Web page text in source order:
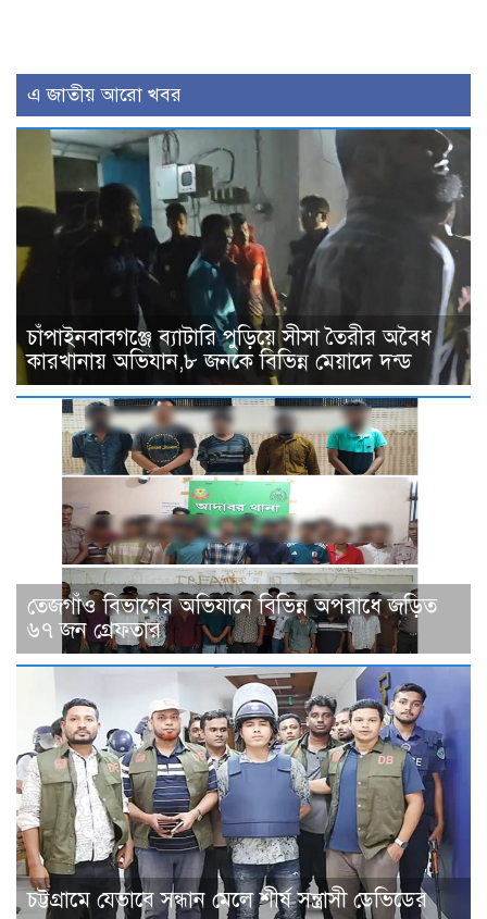
এ জাতীয় আরো খবর
চাঁপাইনবাবগঞ্জে ব্যাটারি পুড়িয়ে সীসা তৈরীর অবৈধ
কারখানায় অভিযান,৮ জনকে বিভিন্ন মেয়াদে দন্ড
তেজগাঁও বিভাগের অভিযানে বিভিন্ন অপরাধে জড়িত
৬৭ জন গ্রেফতার
চট্টগ্রামে যেভাবে সন্ধান মেলে শীর্ষ সন্ত্রাসী ডেভিডের